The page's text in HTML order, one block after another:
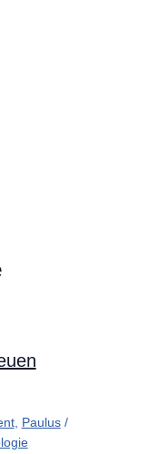
, Paulus/